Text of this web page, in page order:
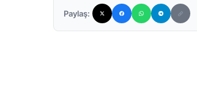
Paylaş: